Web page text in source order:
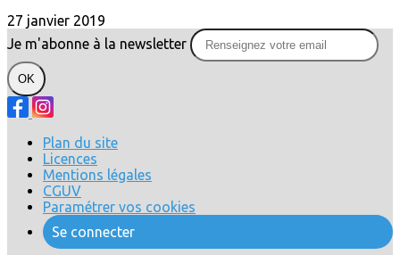
27 janvier 2019
Je m'abonne à la newsletter
OK
Plan du site
Licences
Mentions légales
CGUV
Paramétrer vos cookies
Se connecter